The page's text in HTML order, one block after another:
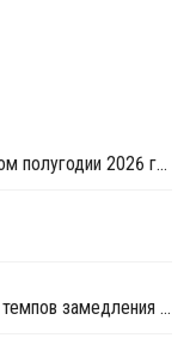
Число закрытых компаний в ПФО в первом полугодии 2026 года вдвое превысило число новых
Росстат и аналитики сошлись в оценках темпов замедления экономики